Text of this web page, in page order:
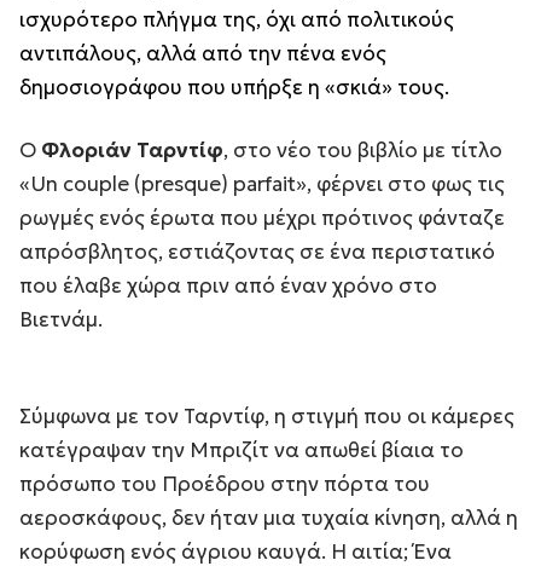
ισχυρότερο πλήγμα της, όχι από πολιτικούς
αντιπάλους, αλλά από την πένα ενός
δημοσιογράφου που υπήρξε η «σκιά» τους.
Ο Φλοριάν Ταρντίφ, στο νέο του βιβλίο με τίτλο
«Un couple (presque) parfait», φέρνει στο φως τις
ρωγμές ενός έρωτα που μέχρι πρότινος φάνταζε
απρόσβλητος, εστιάζοντας σε ένα περιστατικό
που έλαβε χώρα πριν από έναν χρόνο στο
Βιετνάμ.
Σύμφωνα με τον Ταρντίφ, η στιγμή που οι κάμερες
κατέγραψαν την Μπριζίτ να απωθεί βίαια το
πρόσωπο του Προέδρου στην πόρτα του
αεροσκάφους, δεν ήταν μια τυχαία κίνηση, αλλά η
κορύφωση ενός άγριου καυγά. Η αιτία; Ένα